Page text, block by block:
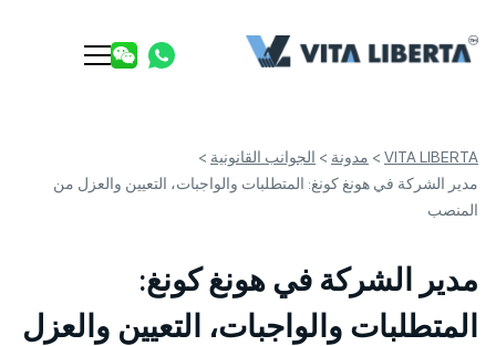
VITA LIBERTA
> مدونة> الجوانب القانونية>
مدير الشركة في هونغ كونغ: المتطلبات والواجبات، التعيين والعزل من
المنصب
مدير الشركة في هونغ كونغ:
المتطلبات والواجبات، التعيين والعزل